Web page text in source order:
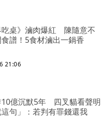
吃桌》滷肉爆紅 陳隨意不
譜！5食材滷出一鍋香
21:06
10億沉默5年 四叉貓看聲明
這句」：若判有罪錢還我